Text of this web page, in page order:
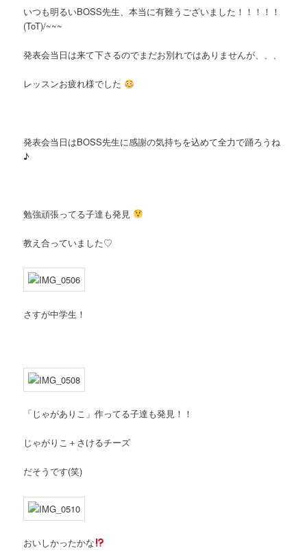
いつも明るいBOSS先生、本当に有難うございました！！！！！
(ToT)/~~~
発表会当日は来て下さるのでまだお別れではありませんが、、、
レッスンお疲れ様でした
発表会当日はBOSS先生に感謝の気持ちを込めて全力で踊ろうね
♪
勉強頑張ってる子達も発見
教え合っていました♡
さすが中学生！
「じゃがありこ」作ってる子達も発見！！
じゃがりこ＋さけるチーズ
だそうです(笑)
おいしかったかな